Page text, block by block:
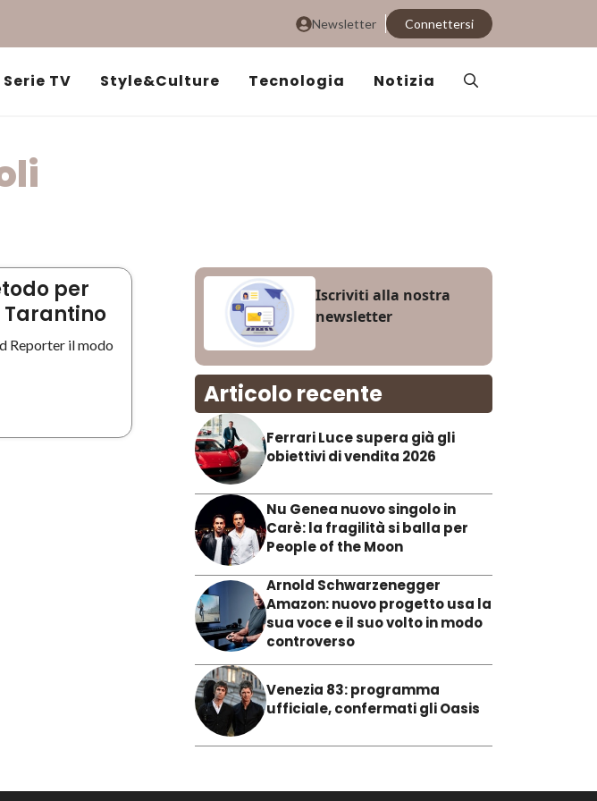
Newsletter Connettersi
TV Style&Culture Tecnologia Notizia
per
Tarantino
Reporter il modo
Iscriviti alla nostra
newsletter
Articolo recente
Ferrari Luce supera già gli
obiettivi di vendita 2026
Nu Genea nuovo singolo in
Carè: la fragilità si balla per
People of the Moon
Arnold Schwarzenegger
Amazon: nuovo progetto usa la
sua voce e il suo volto in modo
controverso
Venezia 83: programma
ufficiale, confermati gli Oasis